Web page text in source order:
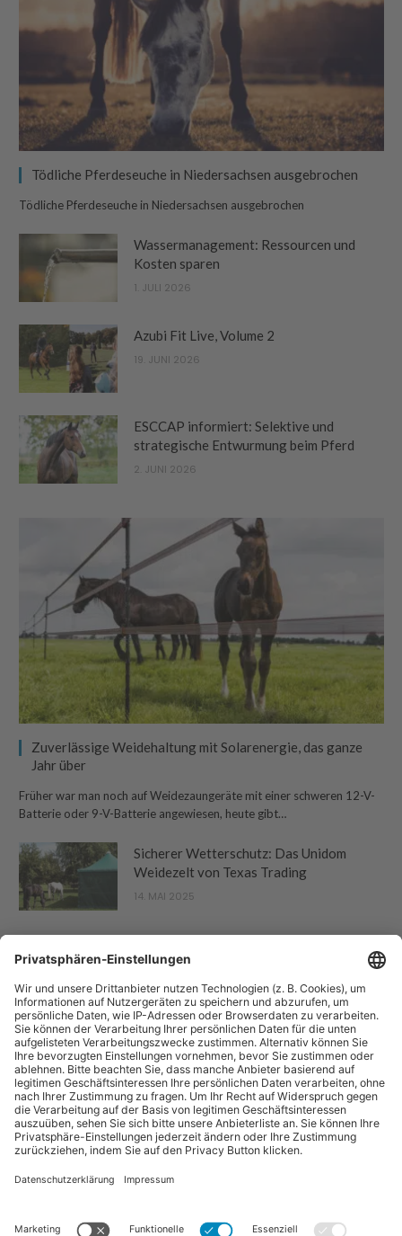
Tödliche Pferdeseuche in Niedersachsen ausgebrochen
Tödliche Pferdeseuche in Niedersachsen ausgebrochen
Wassermanagement: Ressourcen und
Kosten sparen
1. JULI 2026
Azubi Fit Live, Volume 2
19. JUNI 2026
ESCCAP informiert: Selektive und
strategische Entwurmung beim Pferd
2. JUNI 2026
Zuverlässige Weidehaltung mit Solarenergie, das ganze
Jahr über
Früher war man noch auf Weidezaungeräte mit einer schweren 12-V-
Batterie oder 9-V-Batterie angewiesen, heute gibt…
Sicherer Wetterschutz: Das Unidom
Weidezelt von Texas Trading
14. MAI 2025
“Pferdebetrieb” ist eine Publikation der Sparte "Tier-Zeitschriften" der
Arbeitskreis Pferd